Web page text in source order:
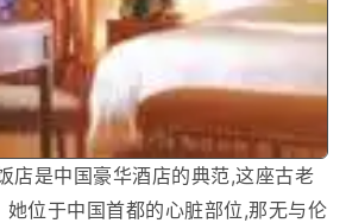
是中国豪华酒店的典范,这座古老
位于中国首都的心脏部位,那无与伦